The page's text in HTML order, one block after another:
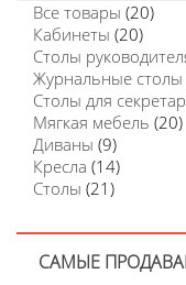
Все товары (20)
Кабинеты (20)
Столы
Журнальные столы
Столы для
Мягкая мебель (20)
Диваны (9)
Кресла (14)
Столы (21)
САМЫЕ